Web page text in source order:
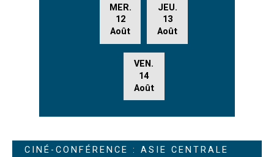
MER.
12
Août
JEU.
13
Août
VEN.
14
Août
CINÉ-CONFÉRENCE : ASIE CENTRALE